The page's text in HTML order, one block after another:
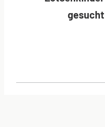
gesucht